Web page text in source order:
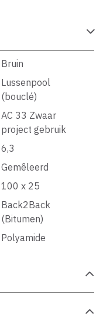
Bruin
Lussenpool
(bouclé)
AC 33 Zwaar
project gebruik
6,3
Gemêleerd
100 x 25
Back2Back
(Bitumen)
Polyamide